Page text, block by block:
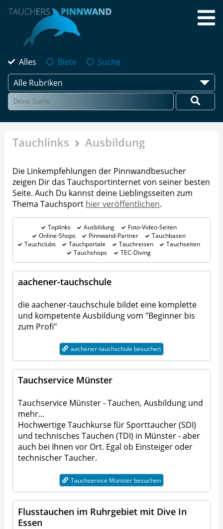
Alles Biete
Suche
Alle Rubriken
Tauchlinks Ausbildung
Die Linkempfehlungen der Pinnwandbesucher
zeigen Dir das Tauchsportinternet von seiner besten
Seite. Auch Du kannst deine Lieblingsseiten zum
Thema Tauchsport hier veröffentlichen.
Toplinks Ausbildung
Foto-Video-Seiten
Online-Shops
Pinnwand-Partner
Tauchbasen
Tauchclubs
Tauchportale Tauchreisen
Tauchseiten
Tauchshops
TEC-Diving
aachener-tauchschule
die aachener-tauchschule bildet eine komplette
und kompetente Ausbildung vom "Beginner bis
zum Profi"
aachener-tauchschule besuchen
Tauchservice Münster
Tauchservice Münster - Tauchen, Ausbildung und
mehr...
Hochwertige Tauchkurse für Sporttaucher (SDI)
und technisches Tauchen (TDI) in Münster - aber
auch bei Ihnen vor Ort. Egal ob Einsteiger oder
technischer Taucher.
Tauchservice Münster besuchen
Flusstauchen im Ruhrgebiet mit Dive In
Essen